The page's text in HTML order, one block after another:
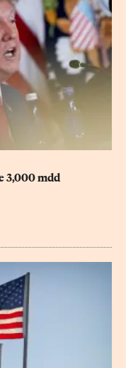
3,000 mdd